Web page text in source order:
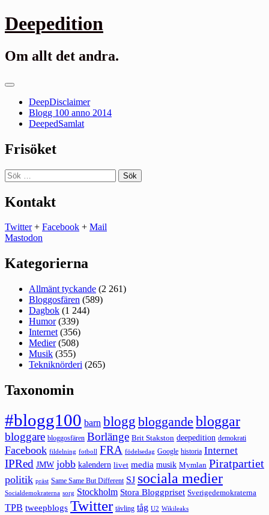
Gå
till
Deepedition
Om allt det andra.
Primär
DeepDisclaimer
Blogg 100 anno 2014
DeepedSamlat
Frisöket
Sök
efter:
Kontakt
Twitter+ Facebook + Mail
Mastodon
Kategorierna
Allmänt tyckande (2 261)
Bloggosfären (589)
Dagbok (1 244)
Humor(339)
Internet (356)
Medier(508)
Musik (355)
Tekniknörderi (265)
Taxonomin
#blogg100 barn blogg bloggande bloggar
bloggare bloggosfären Borlänge Brit Stakston deepedition demokrati
Facebook fildelning fotboll FRA födelsedag Google historia Internet
IPRed JMW jobb kalendern livet media musik Mymlan Piratpartiet
politik präst Same Same But Different SJ sociala medier
Socialdemokraterna sorg Stockholm Stora Bloggpriset Sverigedemokraterna
TPB tweepblogs Twitter tävling tåg U2 Wikileaks